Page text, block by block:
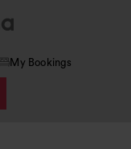
My Bookings